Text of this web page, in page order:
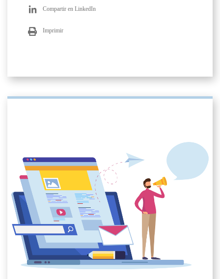
Compartir en LinkedIn
Imprimir